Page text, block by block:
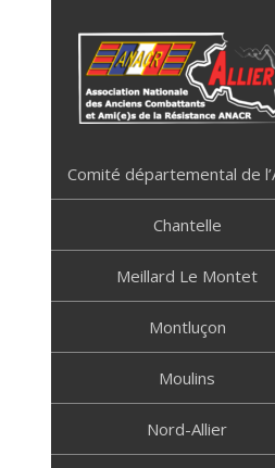
Comité départemental de
Chantelle
Meillard Le Montet
Montluçon
Moulins
Nord-Allier